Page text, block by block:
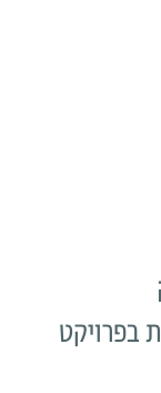
בפרויקט